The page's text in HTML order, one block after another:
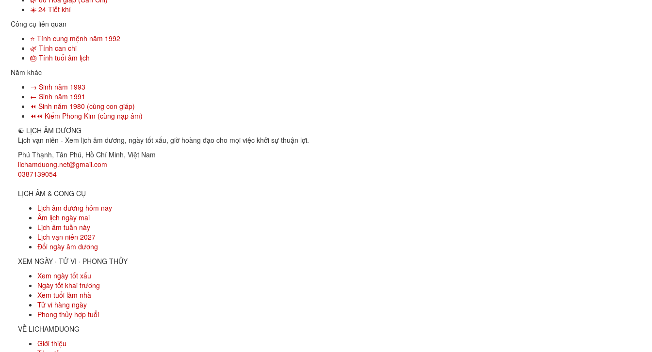
☀️ 24 Tiết khí
Công cụ liên quan
⭐ Tính cung mệnh năm 1992
🌿 Tính can chi
🎂 Tính tuổi âm lịch
Năm khác
→ Sinh năm 1993
← Sinh năm 1991
⏪ Sinh năm 1980 (cùng con giáp)
⏪⏪ Kiếm Phong Kim (cùng nạp âm)
☯ LỊCH ÂM DƯƠNG
Lịch vạn niên - Xem lịch âm dương, ngày tốt xấu, giờ hoàng đạo cho mọi việc khởi sự thuận lợi.
Phú Thạnh, Tân Phú, Hồ Chí Minh, Việt Nam
lichamduong.net@gmail.com
0387139054
LỊCH ÂM & CÔNG CỤ
Lịch âm dương hôm nay
Âm lịch ngày mai
Lịch âm tuần này
Lịch vạn niên 2027
Đổi ngày âm dương
XEM NGÀY · TỬ VI · PHONG THỦY
Xem ngày tốt xấu
Ngày tốt khai trương
Xem tuổi làm nhà
Tử vi hàng ngày
Phong thủy hợp tuổi
VỀ LICHAMDUONG
Giới thiệu